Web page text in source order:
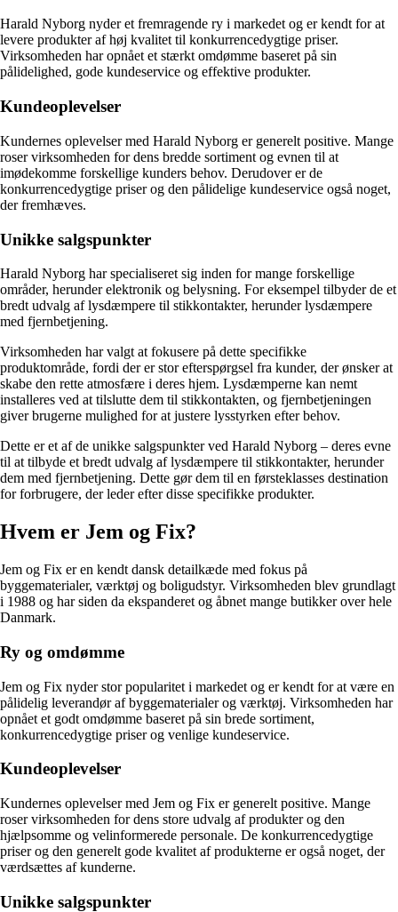
Harald Nyborg nyder et fremragende ry i markedet og er kendt for at
levere produkter af høj kvalitet til konkurrencedygtige priser.
Virksomheden har opnået et stærkt omdømme baseret på sin
pålidelighed, gode kundeservice og effektive produkter.
Kundeoplevelser
Kundernes oplevelser med Harald Nyborg er generelt positive. Mange
roser virksomheden for dens bredde sortiment og evnen til at
imødekomme forskellige kunders behov. Derudover er de
konkurrencedygtige priser og den pålidelige kundeservice også noget,
der fremhæves.
Unikke salgspunkter
Harald Nyborg har specialiseret sig inden for mange forskellige
områder, herunder elektronik og belysning. For eksempel tilbyder de et
bredt udvalg af lysdæmpere til stikkontakter, herunder lysdæmpere
med fjernbetjening.
Virksomheden har valgt at fokusere på dette specifikke
produktområde, fordi der er stor efterspørgsel fra kunder, der ønsker at
skabe den rette atmosfære i deres hjem. Lysdæmperne kan nemt
installeres ved at tilslutte dem til stikkontakten, og fjernbetjeningen
giver brugerne mulighed for at justere lysstyrken efter behov.
Dette er et af de unikke salgspunkter ved Harald Nyborg – deres evne
til at tilbyde et bredt udvalg af lysdæmpere til stikkontakter, herunder
dem med fjernbetjening. Dette gør dem til en førsteklasses destination
for forbrugere, der leder efter disse specifikke produkter.
Hvem er Jem og Fix?
Jem og Fix er en kendt dansk detailkæde med fokus på
byggematerialer, værktøj og boligudstyr. Virksomheden blev grundlagt
i 1988 og har siden da ekspanderet og åbnet mange butikker over hele
Danmark.
Ry og omdømme
Jem og Fix nyder stor popularitet i markedet og er kendt for at være en
pålidelig leverandør af byggematerialer og værktøj. Virksomheden har
opnået et godt omdømme baseret på sin brede sortiment,
konkurrencedygtige priser og venlige kundeservice.
Kundeoplevelser
Kundernes oplevelser med Jem og Fix er generelt positive. Mange
roser virksomheden for dens store udvalg af produkter og den
hjælpsomme og velinformerede personale. De konkurrencedygtige
priser og den generelt gode kvalitet af produkterne er også noget, der
værdsættes af kunderne.
Unikke salgspunkter